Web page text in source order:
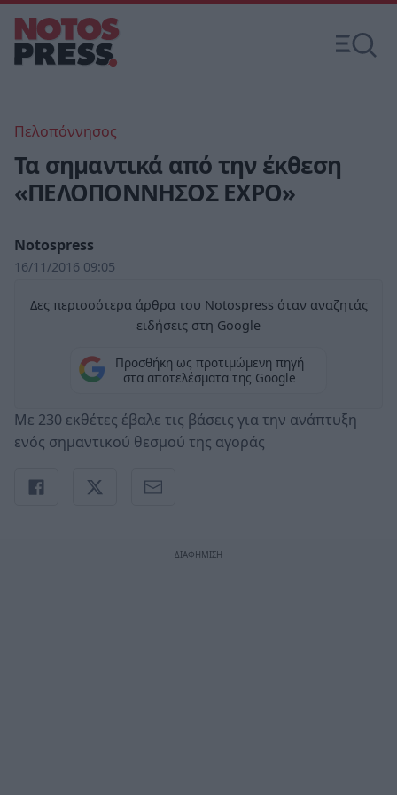
Πελοπόννησος
Τα σημαντικά από την έκθεση
«ΠΕΛΟΠΟΝΝΗΣΟΣ EXPO»
Notospress
16/11/2016 09:05
Δες περισσότερα άρθρα του Notospress όταν αναζητάς
ειδήσεις στη Google
Προσθήκη ως προτιμώμενη πηγή
στα αποτελέσματα της Google
Με 230 εκθέτες έβαλε τις βάσεις για την ανάπτυξη
ενός σημαντικού θεσμού της αγοράς